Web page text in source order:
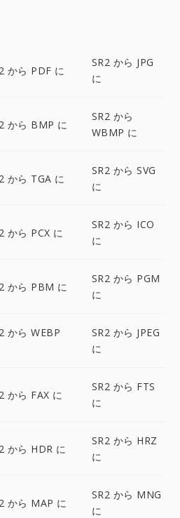
から PDF に
SR2 から JPG
に
から BMP に
SR2 から
WBMP に
から TGA に
SR2 から SVG
に
から PCX に
SR2 から ICO
に
から PBM に
SR2 から PGM
に
から WEBP
SR2 から JPEG
に
から FAX に
SR2 から FTS
に
から HDR に
SR2 から HRZ
に
から MAP に
SR2 から MNG
に